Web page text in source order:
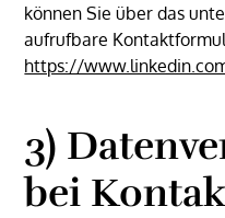
können Sie über das
aufrufbare
https://
3)
bei